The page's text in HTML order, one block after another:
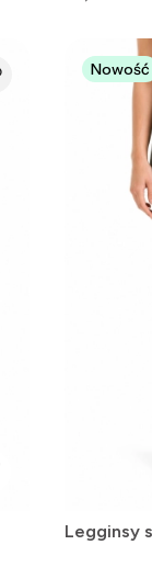
Nowość
Legginsy